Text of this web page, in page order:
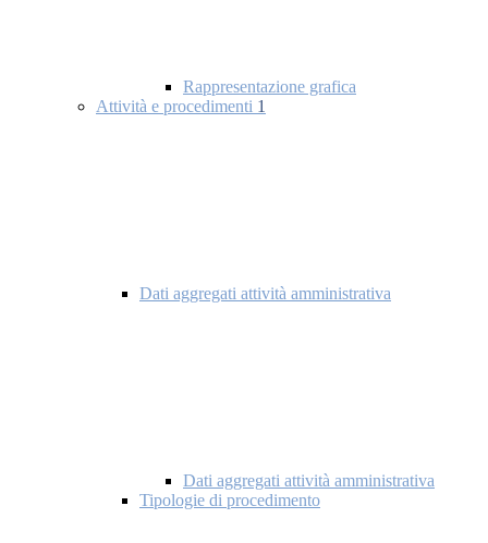
Rappresentazione grafica
Attività e procedimenti 1
Dati aggregati attività amministrativa
Dati aggregati attività amministrativa
Tipologie di procedimento